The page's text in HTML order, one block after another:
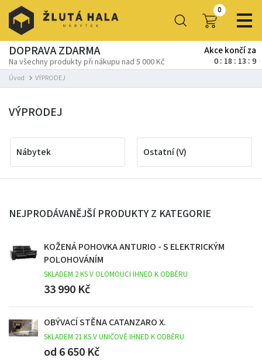
0
DOPRAVA ZDARMA
Na všechny produkty při nákupu nad 5 000 Kč
Akce končí za
0 18 13 8
Úvod VÝPRODEJ
VÝPRODEJ
Nábytek Ostatní (V)
NEJPRODÁVANĚJŠÍ PRODUKTY Z KATEGORIE
KOŽENÁ POHOVKA ANTURIO - S ELEKTRICKÝM
POLOHOVÁNÍM
SKLADEM 2 KS V OLOMOUCI IHNED K ODBĚRU
33 990 Kč
OBÝVACÍ STĚNA CATANZARO X.
SKLADEM 21 KS V UNIČOVĚ IHNED K ODBĚRU
od 6 650 Kč